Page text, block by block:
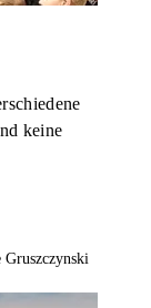
keine
Gruszczynski